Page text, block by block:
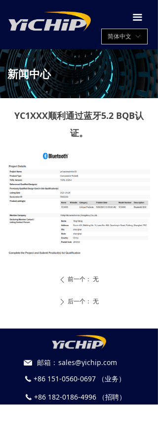
끀
ꀅ
简体中文
YC1XXX顺利通过蓝牙5.2 BQB认
证。
新闻中心
ꄴ 前一个： 无
ꄲ 后一个： 无
끅 +86 151-0560-0697 （业务）
끅 +86 182-0186-4996 （招聘）
邮箱： sales@yichip.com